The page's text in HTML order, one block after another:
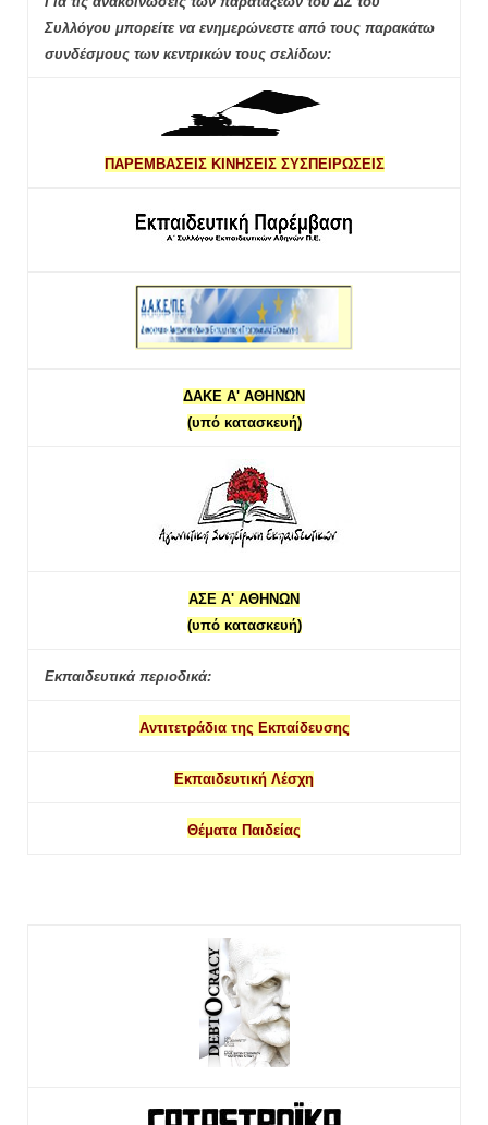
Συλλόγου μπορείτε να ενημερώνεστε από τους παρακάτω
συνδέσμους των κεντρικών τους σελίδων:
ΠΑΡΕΜΒΑΣΕΙΣ ΚΙΝΗΣΕΙΣ ΣΥΣΠΕΙΡΩΣΕΙΣ
ΔΑΚΕ Α' ΑΘΗΝΩΝ
(υπό κατασκευή)
ΑΣΕ Α' ΑΘΗΝΩΝ
(υπό κατασκευή)
Εκπαιδευτικά περιοδικά:
Αντιτετράδια της Εκπαίδευσης
Εκπαιδευτική Λέσχη
Θέματα Παιδείας